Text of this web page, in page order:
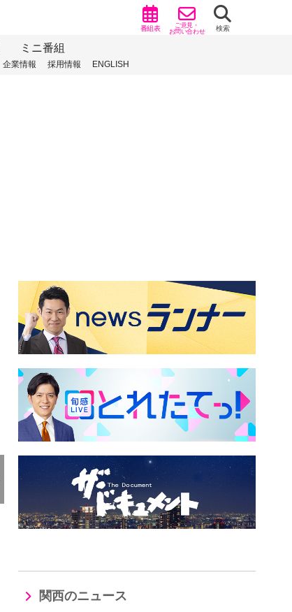
番組表 ご意見・
お問い合わせ 検索
ミニ番組
企業情報 採用情報 ENGLISH
関西のニュース